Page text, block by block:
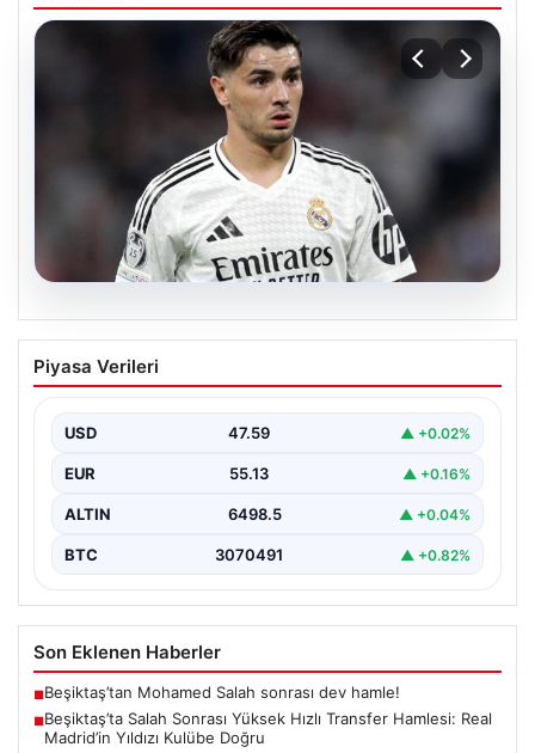
04.08.2026
Beşiktaş’ta Salah Sonrası Yüksek Hızlı
Transfer Hamlesi: Real Madrid’in Yıldızı
Yeni sezon öncesinde güçlü bir kadro kurma
transferinden olumsuz…
Piyasa Verileri
USD 47.59 ▲ +0.02%
EUR 55.13 ▲ +0.16%
ALTIN 6498.5 ▲ +0.04%
BTC 3070491 ▲ +0.82%
Son Eklenen Haberler
■Beşiktaş’tan Mohamed Salah sonrası dev hamle!
■Beşiktaş’ta Salah Sonrası Yüksek Hızlı Transfer Hamlesi: Real
Madrid’in Yıldızı Kulübe Doğru